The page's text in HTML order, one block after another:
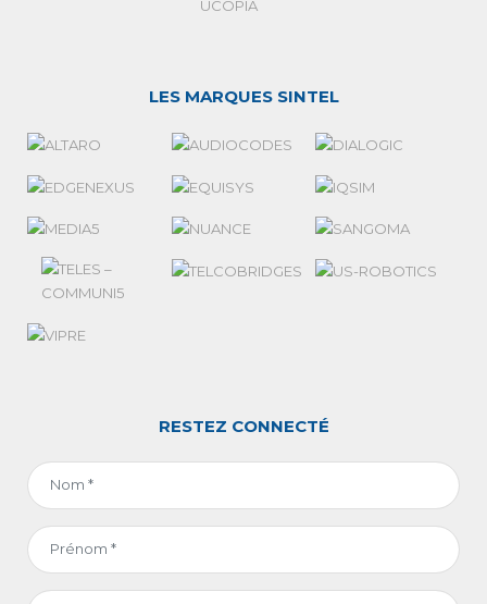
LES MARQUES SINTEL
RESTEZ CONNECTÉ